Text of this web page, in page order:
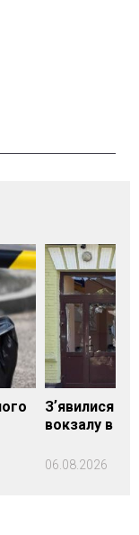
Зʼявилися
вокзалу в
06.08.2026